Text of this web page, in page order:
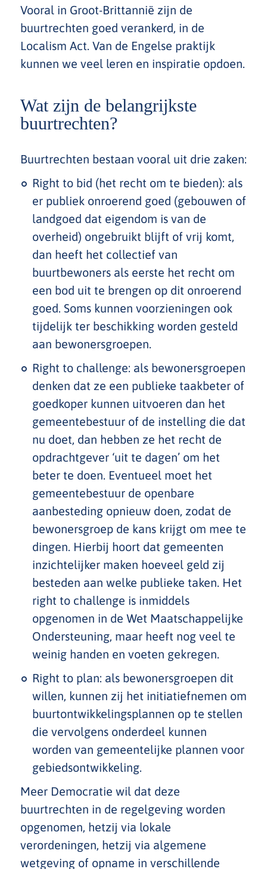
Vooral in Groot-Brittannië zijn de
buurtrechten goed verankerd, in de
Localism Act. Van de Engelse praktijk
kunnen we veel leren en inspiratie opdoen.
Wat zijn de belangrijkste
buurtrechten?
Buurtrechten bestaan vooral uit drie zaken:
Right to bid (het recht om te bieden): als
er publiek onroerend goed (gebouwen of
landgoed dat eigendom is van de
overheid) ongebruikt blijft of vrij komt,
dan heeft het collectief van
buurtbewoners als eerste het recht om
een bod uit te brengen op dit onroerend
goed. Soms kunnen voorzieningen ook
tijdelijk ter beschikking worden gesteld
aan bewonersgroepen.
Right to challenge: als bewonersgroepen
denken dat ze een publieke taakbeter of
goedkoper kunnen uitvoeren dan het
gemeentebestuur of de instelling die dat
nu doet, dan hebben ze het recht de
opdrachtgever ‘uit te dagen’ om het
beter te doen. Eventueel moet het
gemeentebestuur de openbare
aanbesteding opnieuw doen, zodat de
bewonersgroep de kans krijgt om mee te
dingen. Hierbij hoort dat gemeenten
inzichtelijker maken hoeveel geld zij
besteden aan welke publieke taken. Het
right to challenge is inmiddels
opgenomen in de Wet Maatschappelijke
Ondersteuning, maar heeft nog veel te
weinig handen en voeten gekregen.
Right to plan: als bewonersgroepen dit
willen, kunnen zij het initiatiefnemen om
buurtontwikkelingsplannen op te stellen
die vervolgens onderdeel kunnen
worden van gemeentelijke plannen voor
gebiedsontwikkeling.
Meer Democratie wil dat deze
buurtrechten in de regelgeving worden
opgenomen, hetzij via lokale
verordeningen, hetzij via algemene
wetgeving of opname in verschillende